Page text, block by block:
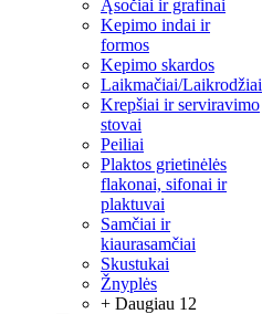
Ąsočiai ir grafinai
Kepimo indai ir
formos
Kepimo skardos
Laikmačiai/Laikrodžiai
Krepšiai ir serviravimo
stovai
Peiliai
Plaktos grietinėlės
flakonai, sifonai ir
plaktuvai
Samčiai ir
kiaurasamčiai
Skustukai
Žnyplės
+ Daugiau 12